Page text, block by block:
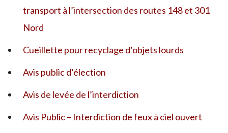
transport à l’intersection des routes 148 et 301
Nord
Cueillette pour recyclage d’objets lourds
Avis public d’élection
Avis de levée de l’interdiction
Avis Public – Interdiction de feux à ciel ouvert